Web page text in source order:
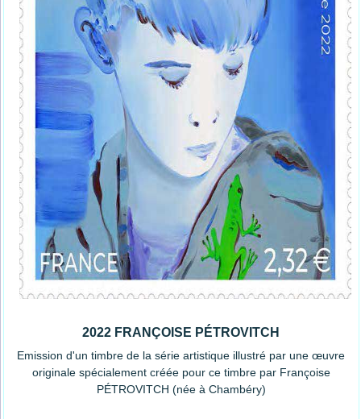
2022 FRANÇOISE PÉTROVITCH
Emission d'un timbre de la série artistique illustré par une œuvre
originale spécialement créée pour ce timbre par Françoise
PÉTROVITCH (née à Chambéry)